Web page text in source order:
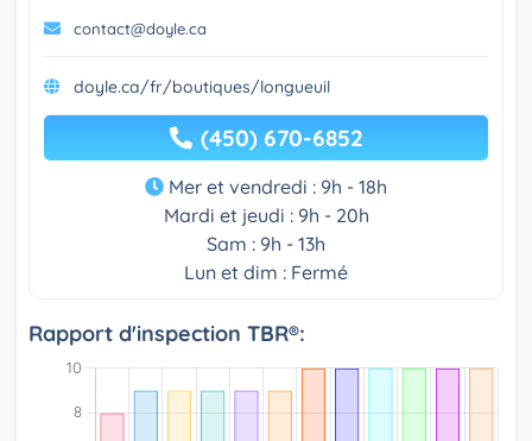
contact@doyle.ca
doyle.ca/fr/boutiques/longueuil
(450) 670-6852
Mer et vendredi : 9h - 18h
Mardi et jeudi : 9h - 20h
Sam : 9h - 13h
Lun et dim : Fermé
Rapport d'inspection TBR®: